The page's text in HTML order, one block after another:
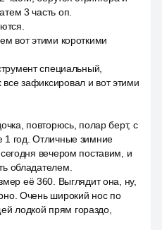
3 часть оп.
вот этими короткими
специальный,
зафиксировал и вот этими
повторюсь, полар берт, с
1 год. Отличные зимние
вечером поставим, и
обладателем.
её 360. Выглядит она, ну,
Очень широкий нос по
лодкой прям гораздо,